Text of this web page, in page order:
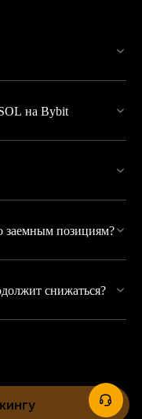
на Bybit
заемным позициям?
снижаться?